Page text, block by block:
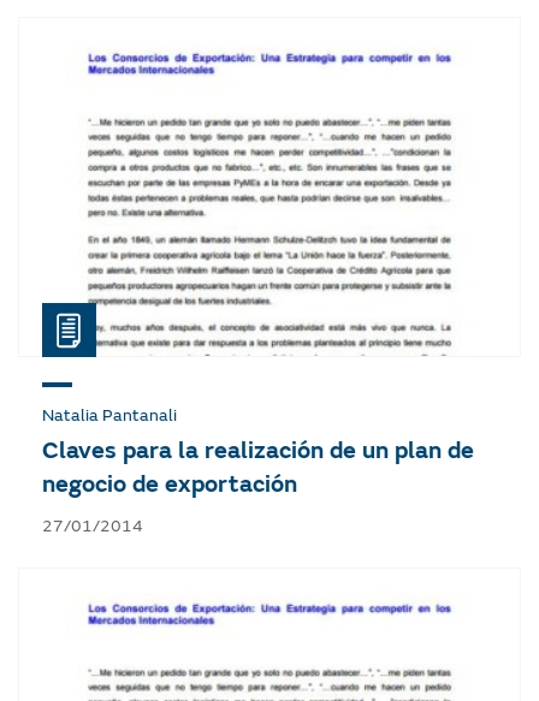
Natalia Pantanali
Claves para la realización de un plan de
negocio de exportación
27/01/2014